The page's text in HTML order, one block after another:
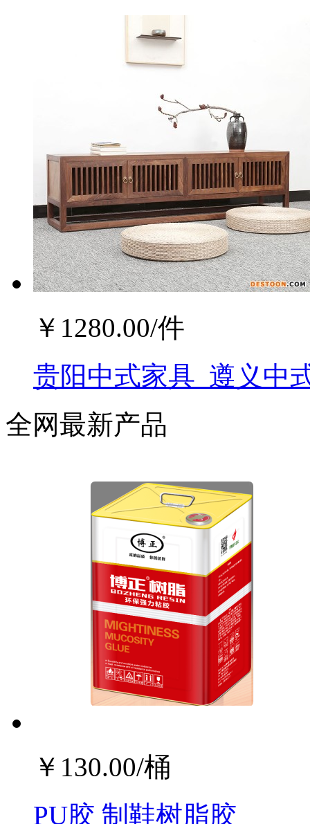
￥ 1280.00/件
贵阳中式家具_遵义中
全网最新产品
￥ 130.00/桶
PU胶 制鞋树脂胶